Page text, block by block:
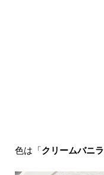
色は「クリームバニラ